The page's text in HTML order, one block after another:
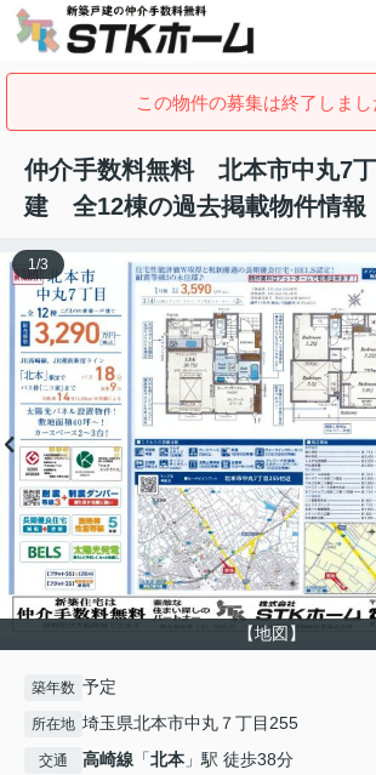
この物件の募集は終了しまし
仲介手数料無料 北本市中丸7
建 全12棟の過去掲載物件情報
【地図】
1/3
築年数 予定
所在地 埼玉県北本市中丸７丁目255
交通 高崎線 「北本 」駅 徒歩38分